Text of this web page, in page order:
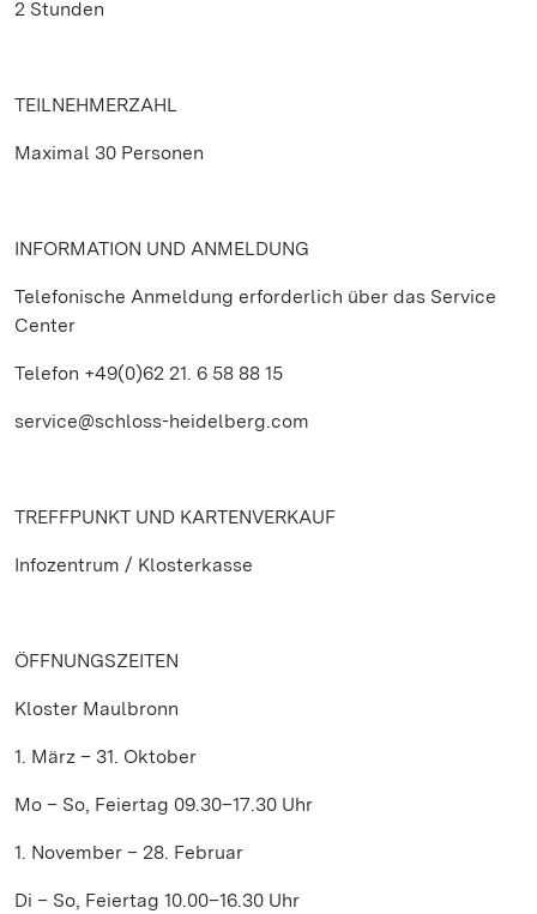
2 Stunden
TEILNEHMERZAHL
Maximal 30 Personen
INFORMATION UND ANMELDUNG
Telefonische Anmeldung erforderlich über das Service
Center
Telefon +49(0)62 21. 6 58 88 15
service@schloss-heidelberg.com
TREFFPUNKT UND KARTENVERKAUF
Infozentrum / Klosterkasse
ÖFFNUNGSZEITEN
Kloster Maulbronn
1. März – 31. Oktober
Mo – So, Feiertag 09.30–17.30 Uhr
1. November – 28. Februar
Di – So, Feiertag 10.00–16.30 Uhr